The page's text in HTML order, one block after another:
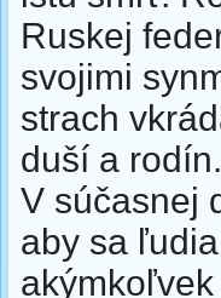
Ruskej
svojimi
strach
duší a rodín.
V súčasnej
aby sa